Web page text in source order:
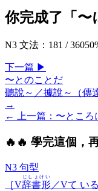
你完成了「 〜
N3 文法 ： 181 /36050
下一篇 ▶
〜とのことだ
聽說～／據說～（傳
→
← 上一篇 ： 〜ところ
🔥 🔥 學完這個，
N3 句型
［V辞書形
じしょけい
／Vて い